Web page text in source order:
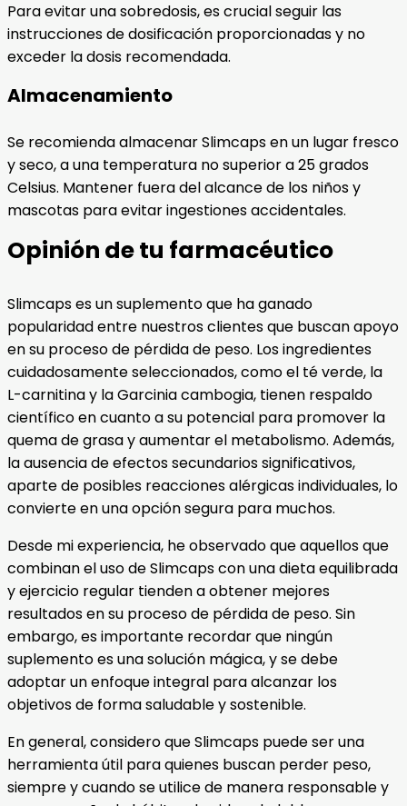
Para evitar una sobredosis, es crucial seguir las
instrucciones de dosificación proporcionadas y no
exceder la dosis recomendada.
Almacenamiento
Se recomienda almacenar Slimcaps en un lugar fresco
y seco, a una temperatura no superior a 25 grados
Celsius. Mantener fuera del alcance de los niños y
mascotas para evitar ingestiones accidentales.
Opinión de tu farmacéutico
Slimcaps es un suplemento que ha ganado
popularidad entre nuestros clientes que buscan apoyo
en su proceso de pérdida de peso. Los ingredientes
cuidadosamente seleccionados, como el té verde, la
L-carnitina y la Garcinia cambogia, tienen respaldo
científico en cuanto a su potencial para promover la
quema de grasa y aumentar el metabolismo. Además,
la ausencia de efectos secundarios significativos,
aparte de posibles reacciones alérgicas individuales, lo
convierte en una opción segura para muchos.
Desde mi experiencia, he observado que aquellos que
combinan el uso de Slimcaps con una dieta equilibrada
y ejercicio regular tienden a obtener mejores
resultados en su proceso de pérdida de peso. Sin
embargo, es importante recordar que ningún
suplemento es una solución mágica, y se debe
adoptar un enfoque integral para alcanzar los
objetivos de forma saludable y sostenible.
En general, considero que Slimcaps puede ser una
herramienta útil para quienes buscan perder peso,
siempre y cuando se utilice de manera responsable y